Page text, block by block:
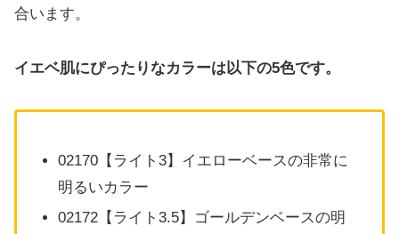
合います。
イエベ肌にぴったりなカラーは以下の5色です。
02170【ライト3】イエローベースの非常に
明るいカラー
02172【ライト3.5】ゴールデンベースの明